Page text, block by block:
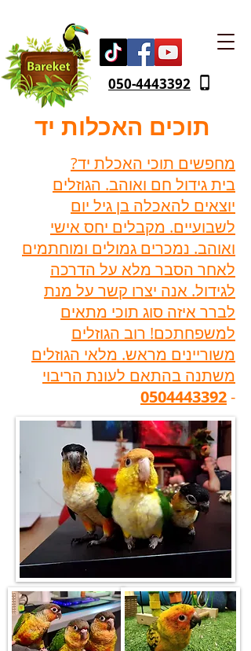
050-4443392
תוכים האכלות יד
מחפשים תוכי האכלת יד?
בית גידול חם ואוהב. הגוזלים
יוצאים להאכלה בן גיל יום
לשבועיים. מקבלים יחס אישי
ואוהב. נמכרים גמולים ומוחתמים
לאחר הסבר מלא על הדרכה
לגידול. אנה יצרו קשר על מנת
לברר איזה סוג תוכי מתאים
למשפחתכם! רוב הגוזלים
משוריינים מראש. מלאי הגוזלים
משתנה בהתאם לעונת הריבוי
-
0504443392